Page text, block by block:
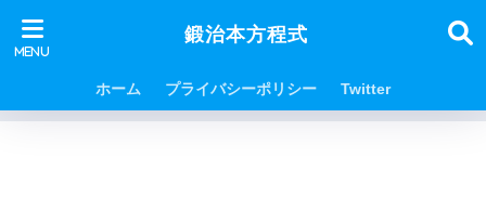
鍛治本方程式
ホーム プライバシーポリシー Twitter